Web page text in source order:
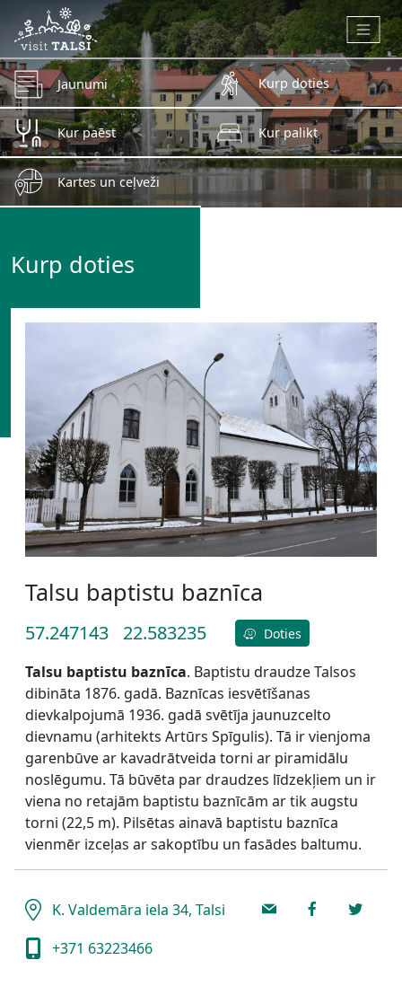
Skip to main content
Jaunumi Kurp doties
Kur paēst Kur palikt
Kartes un ceļveži
Kurp doties
Talsu baptistu baznīca
57.247143 22.583235 Doties
Talsu baptistu baznīca. Baptistu draudze Talsos
dibināta 1876. gadā. Baznīcas iesvētīšanas
dievkalpojumā 1936. gadā svētīja jaunuzcelto
dievnamu (arhitekts Artūrs Spīgulis). Tā ir vienjoma
garenbūve ar kavadrātveida torni ar piramidālu
noslēgumu. Tā būvēta par draudzes līdzekļiem un ir
viena no retajām baptistu baznīcām ar tik augstu
torni (22,5 m). Pilsētas ainavā baptistu baznīca
vienmēr izceļas ar sakoptību un fasādes baltumu.
K. Valdemāra iela 34, Talsi
+371 63223466